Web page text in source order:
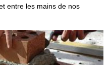
entre les mains de nos